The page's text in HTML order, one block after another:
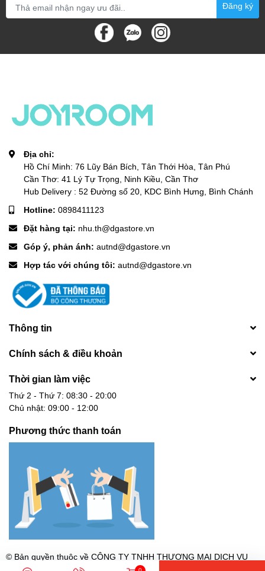
Đăng ký
Địa chỉ:
Hồ Chí Minh: 76 Lũy Bán Bích, Tân Thới Hòa, Tân Phú
Cần Thơ: 41 Lý Tự Trọng, Ninh Kiều, Cần Thơ
Hub Delivery : 52 Đường số 20, KDC Bình Hưng, Bình Chánh
Hotline: 0898411123
Đặt hàng tại: nhu.th@dgastore.vn
Góp ý, phản ánh: autnd@dgastore.vn
Hợp tác với chúng tôi: autnd@dgastore.vn
Thông tin
Chính sách & điều khoản
Thời gian làm việc
Thứ 2 - Thứ 7: 08:30 - 20:00
Chủ nhật: 09:00 - 12:00
Phương thức thanh toán
© Bản quyền thuộc về CÔNG TY TNHH THƯƠNG MẠI DỊCH VỤ
CÔNG NGHỆ DGA - MST: 0317479060 Cấp ngày 19/09/2022 tại